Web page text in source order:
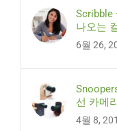
Scribble
나오는
6월 26,
선 카메
4월 8,